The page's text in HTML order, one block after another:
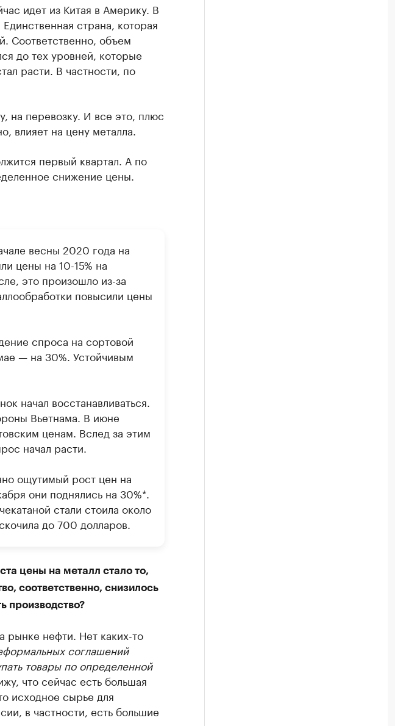
идет из Китая в Америку. В
страна, которая
Соответственно, объем
до тех уровней, которые
расти. В частности, по
на перевозку. И все это, плюс
влияет на цену металла.
первый квартал. А по
снижение цены.
весны 2020 года на
цены на 10-15% на
это произошло из-за
повысили цены
спроса на сортовой
— на 30%. Устойчивым
начал восстанавливаться.
Вьетнама. В июне
ценам. Вслед за этим
начал расти.
ощутимый рост цен на
они поднялись на 30%*.
стали стоила около
до 700 долларов.
цены на металл стало то,
соответственно, снизилось
производство?
рынке нефти. Нет каких-то
соглашений
товары по определенной
что сейчас есть большая
исходное сырье для
в частности, есть большие